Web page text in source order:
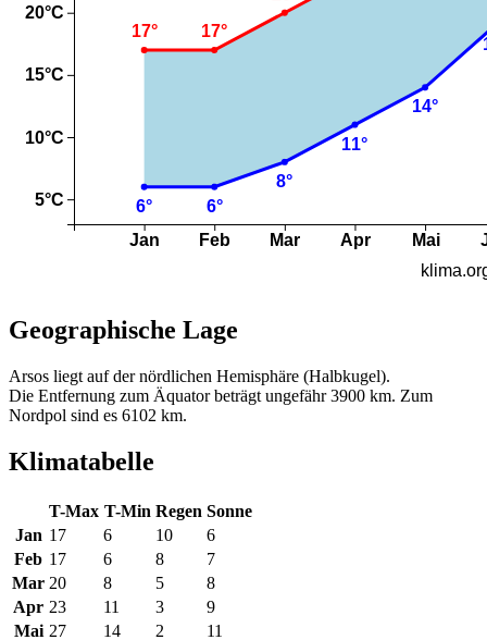
Geographische Lage
Arsos liegt auf der nördlichen Hemisphäre (Halbkugel).
Die Entfernung zum Äquator beträgt ungefähr 3900 km. Zum
Nordpol sind es 6102 km.
Klimatabelle
T-Max T-Min Regen Sonne
Jan 17 6 10
6
Feb 17 6 8
7
Mar 20 8 5
8
Apr 23 11 3
9
Mai 27 14 2 11